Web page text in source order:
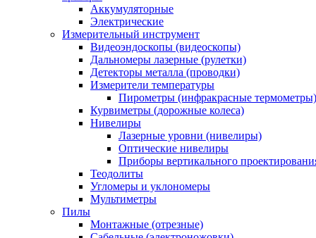
Аккумуляторные
Электрические
Измерительный инструмент
Видеоэндоскопы (видеоскопы)
Дальномеры лазерные (рулетки)
Детекторы металла (проводки)
Измерители температуры
Пирометры (инфракрасные термометры)
Курвиметры (дорожные колеса)
Нивелиры
Лазерные уровни (нивелиры)
Оптические нивелиры
Приборы вертикального
Теодолиты
Угломеры и уклономеры
Мультиметры
Пилы
Монтажные (отрезные)